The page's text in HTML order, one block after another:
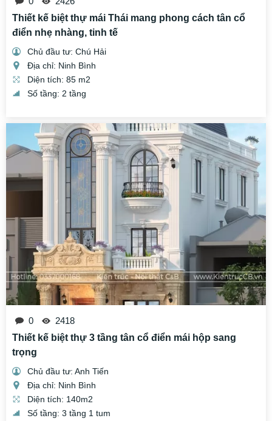
Thiết kế biệt thự mái Thái mang phong cách tân cổ
điển nhẹ nhàng, tinh tế
Chủ đầu tư: Chú Hải
Địa chỉ: Ninh Bình
Diện tích: 85 m2
Số tầng: 2 tầng
0
2418
Thiết kế biệt thự 3 tầng tân cổ điển mái hộp sang
trọng
Chủ đầu tư: Anh Tiến
Địa chỉ: Ninh Bình
Diện tích: 140m2
Số tầng: 3 tầng 1 tum